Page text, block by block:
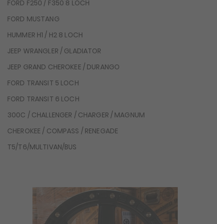
FORD F250 / F350 8 LOCH
FORD MUSTANG
HUMMER H1 / H2 8 LOCH
JEEP WRANGLER / GLADIATOR
JEEP GRAND CHEROKEE / DURANGO
FORD TRANSIT 5 LOCH
FORD TRANSIT 6 LOCH
300C / CHALLENGER / CHARGER / MAGNUM
CHEROKEE / COMPASS / RENEGADE
T5/T6/MULTIVAN/BUS